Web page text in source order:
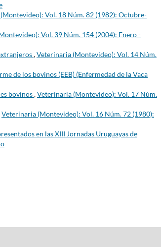
Vol. 18 Núm. 82 (1982): Octubre-
Vol. 39 Núm. 154 (2004): Enero -
,Veterinaria (Montevideo): Vol. 14 Núm.
de los bovinos (EEB) (Enfermedad de la Vaca
bovinos,Veterinaria (Montevideo): Vol. 17 Núm.
Veterinaria (Montevideo): Vol. 16 Núm. 72 (1980):
en las XIII Jornadas Uruguayas de